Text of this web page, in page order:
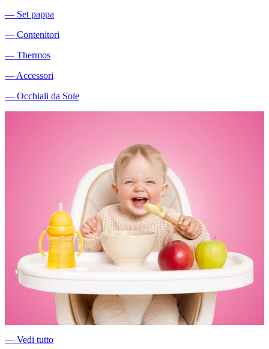
― Set pappa
― Contenitori
― Thermos
― Accessori
― Occhiali da Sole
― Vedi tutto